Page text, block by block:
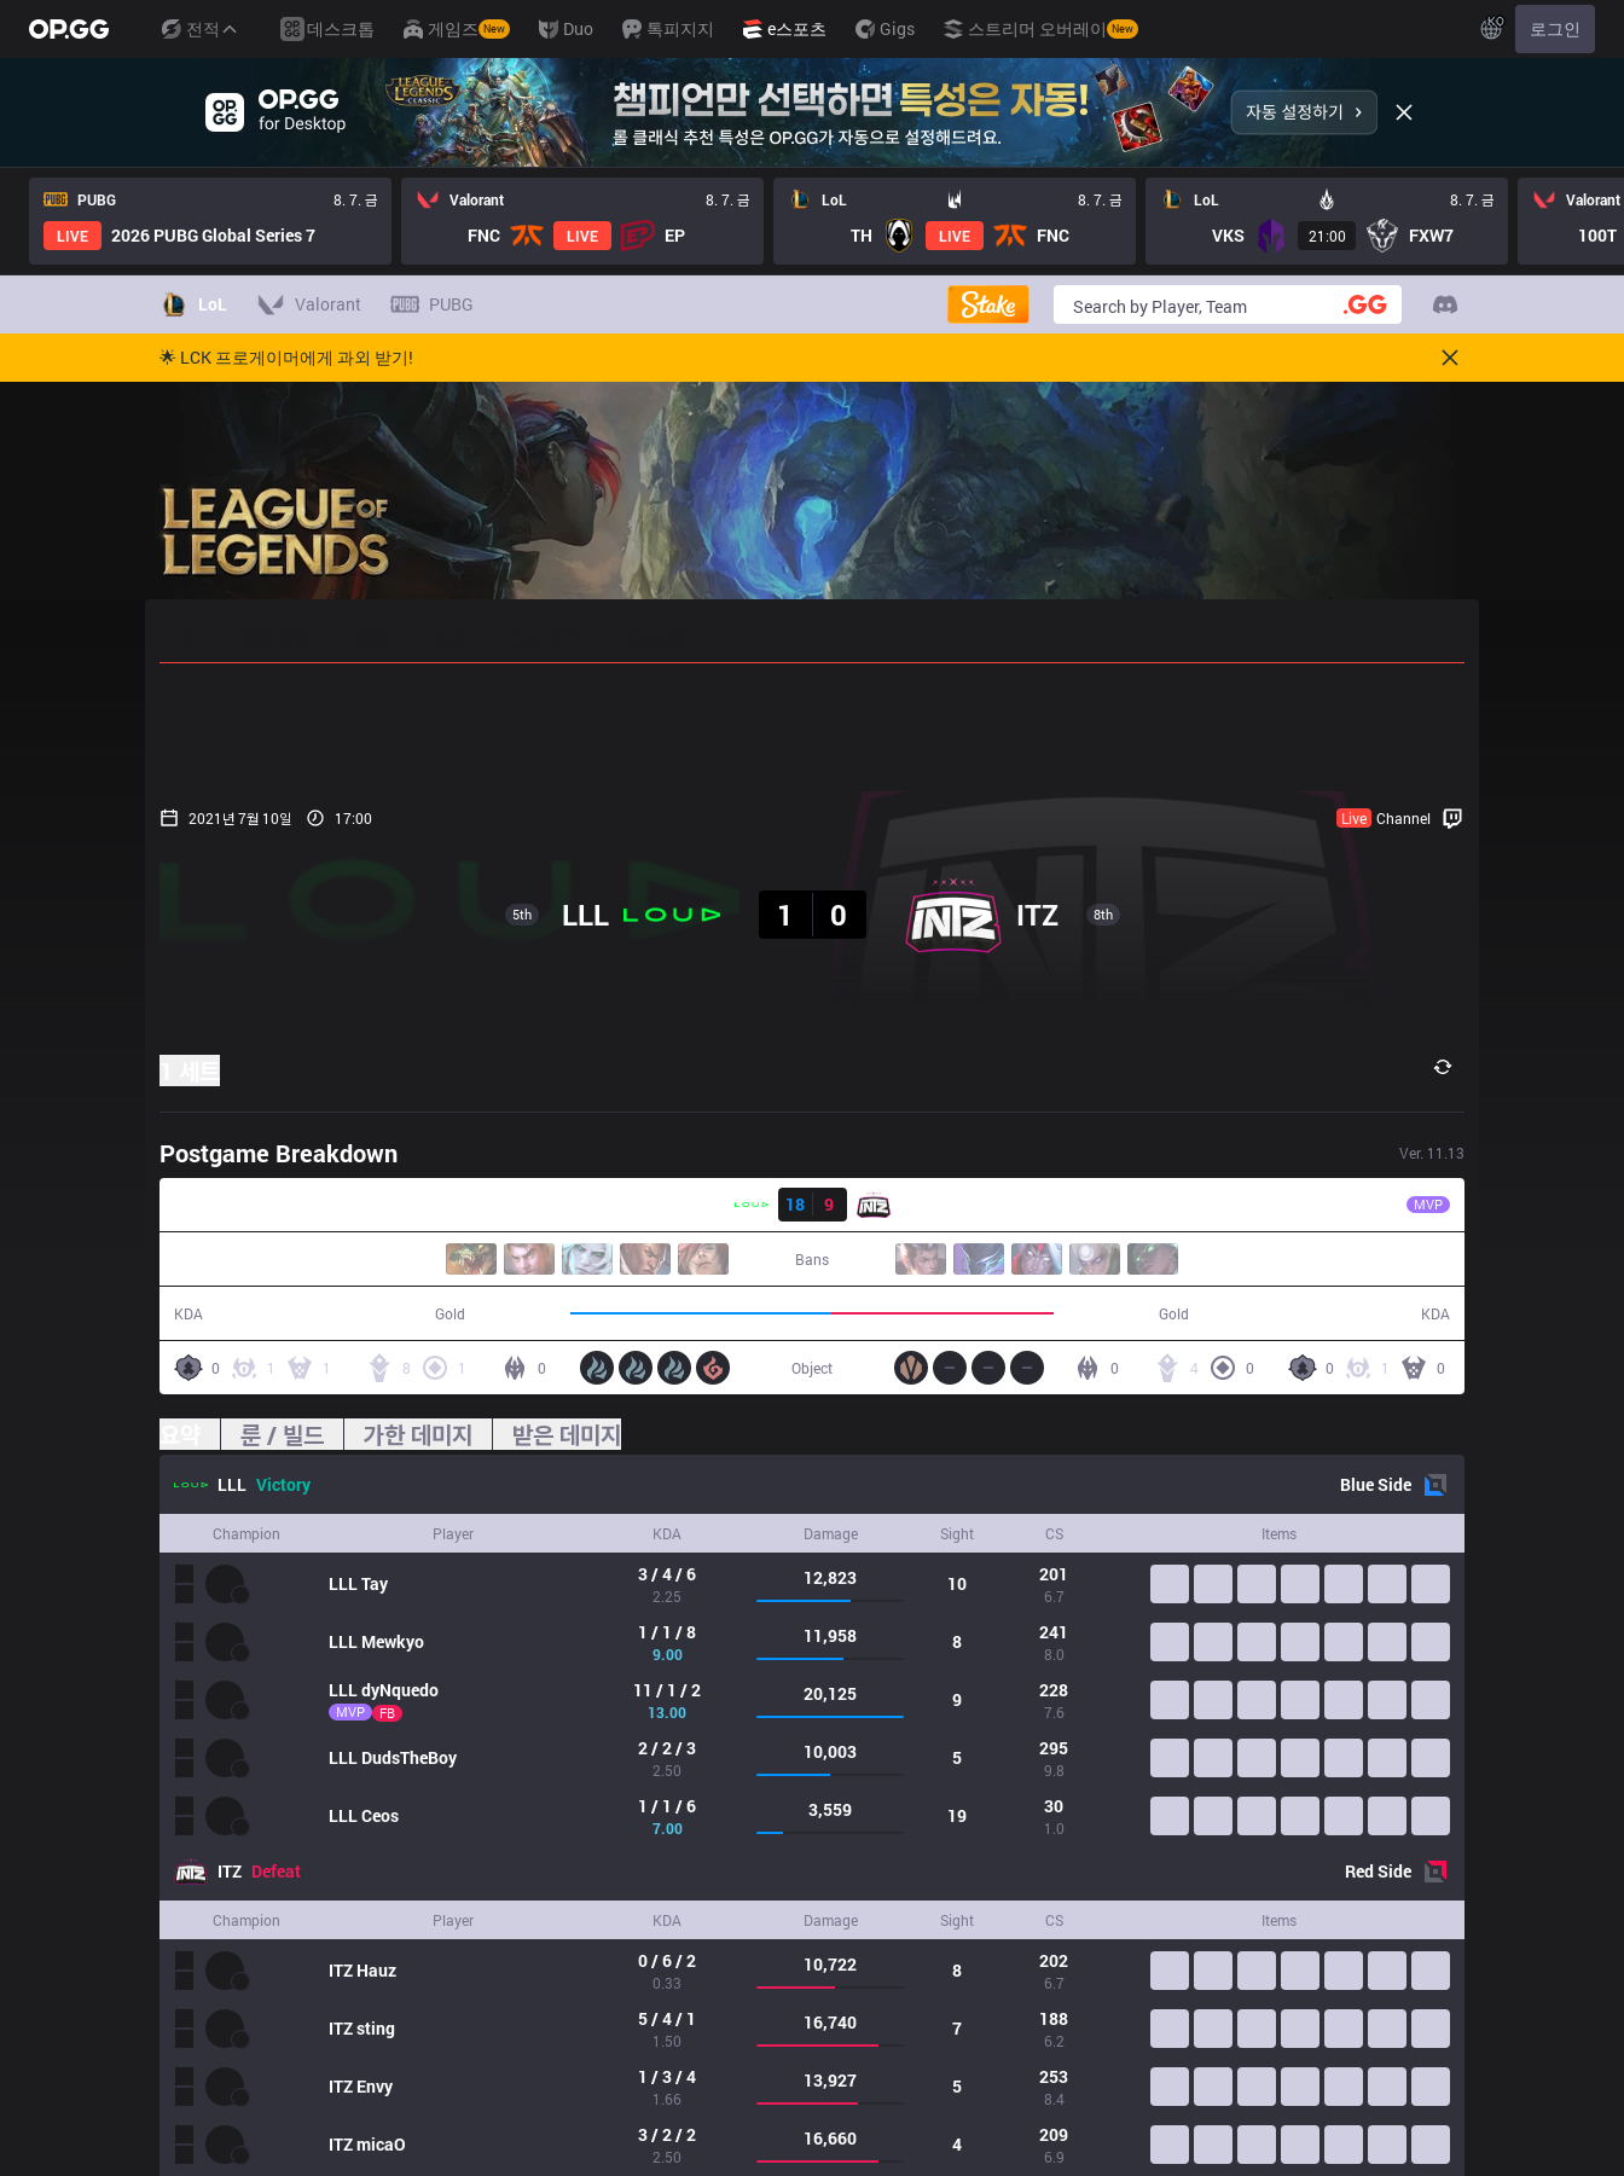
전적 데스크톱 게임즈 New Duo 톡피지지 e스포츠 Gigs 스트리머 오버레이 New KO 로그인
PUBG
8. 7. 금
LIVE
2026 PUBG Global Series 7
Valorant 8. 7. 금
FNC LIVE EP
LoL 8. 7. 금
TH LIVE FNC
LoL 8. 7. 금
VKS 21:00 FXW7
Valorant
100T
LoL Valorant PUBG
🌟 LCK 프로게이머에게 과외 받기!
2021년 7월 10일 17:00 Live Channel
5th LLL
1
0 ITZ 8th
Postgame Breakdown Ver. 11.13
18
9 MVP
Bans
KDA Gold Gold KDA
0 1 1 8 1 0 0 1 0
4 0
0
Object
룬 / 빌드 가한 데미지 받은 데미지
LLL Victory BlueSide
Champion Player KDA Damage Sight CS Items
LLLTay 3 / 4 / 6
2.25
12,823 10 201
6.7
LLL Mewkyo 1 / 1 / 8
9.00
11,958 8 241
8.0
LLLdyNquedo
MVP FB
11 / 1 / 2
13.00
20,125 9 228
7.6
LLL DudsTheBoy 2 / 2 / 3
2.50
10,003 5 295
9.8
LLLCeos 1 / 1 / 6
7.00
3,559 19 30
1.0
ITZ Defeat RedSide
Champion Player KDA Damage Sight CS Items
ITZ Hauz 0 / 6 / 2
0.33
10,722 8 202
6.7
ITZsting 5 / 4 / 1
1.50
16,740 7 188
6.2
ITZ Envy 1 / 3 / 4
1.66
13,927 5 253
8.4
ITZmicaO 3 / 2 / 2
2.50
16,660 4 209
6.9